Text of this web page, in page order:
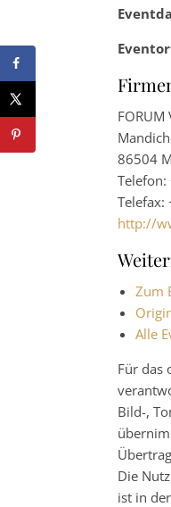
FORUM
86504
Telefax:
http://
Zum
Alle
Für das
Bild-,
Die
ist in